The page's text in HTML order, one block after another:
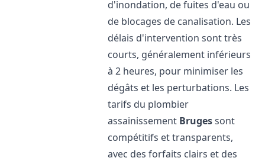
d'inondation, de fuites d'eau ou
de blocages de canalisation. Les
délais d'intervention sont très
courts, généralement inférieurs
à 2 heures, pour minimiser les
dégâts et les perturbations. Les
tarifs du plombier
assainissement Brugessont
compétitifs et transparents,
avec des forfaits clairs et des